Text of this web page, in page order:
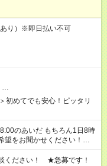
り）※即日払い不可
…
初めてでも安心！ピッタリ
のあいだ もちろん1日8時
望をお聞かせください！★家
なくご相談ください。 ※
ください！ ★急募です！